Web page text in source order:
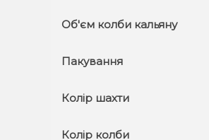
Об'єм колби кальяну
Пакування
Колір шахти
Колір колби